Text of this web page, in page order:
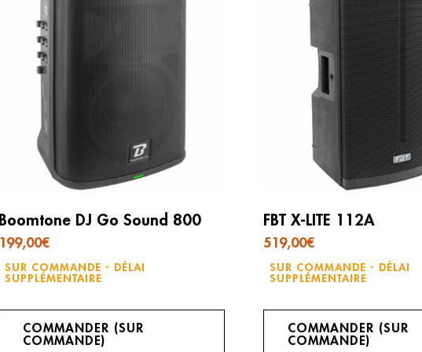
Boomtone DJ Go Sound 800
199,00€
SUR COMMANDE - DÉLAI
SUPPLÉMENTAIRE
COMMANDER (SUR
COMMANDE)
FBT X-LITE 112A
519,00€
SUR COMMANDE - DÉLAI
SUPPLÉMENTAIRE
COMMANDER (SUR
COMMANDE)